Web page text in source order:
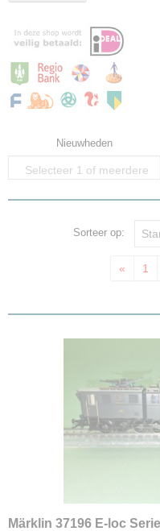
Nieuwheden
Selecteer 1 of meerdere
Sorteer op:
« 1
Märklin 37196 E-loc